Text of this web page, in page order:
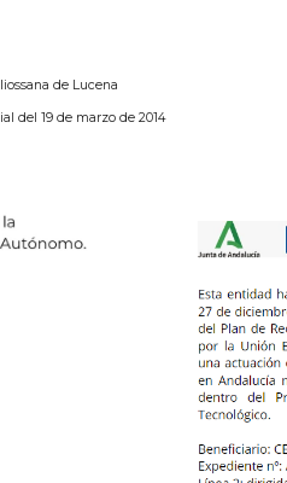
de Lucena
del 19 de marzo de 2014